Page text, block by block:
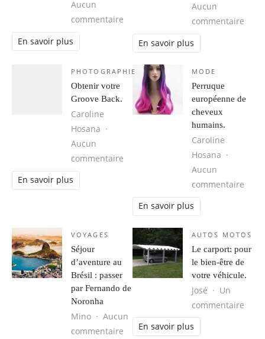
Aucun
commentaire sur Cuba, une destination idéale
En savoir plus
Aucun
commentaire
En savoir plus
PHOTOGRAPHIE
Obtenir votre
Groove Back.
Caroline
Hosana
Aucun
commentaire sur Obtenir votre Groove Back.
En savoir plus
MODE
Perruque
européenne de
cheveux
humains.
Caroline
Hosana
Aucun
commentaire
En savoir plus
VOYAGES
Séjour
d’aventure au
Brésil : passer
par Fernando de
Noronha
Mino
Aucun
commentaire sur Séjour d’aventure au Brésil :
AUTOS MOTOS
Le carport: pour
le bien-être de
votre véhicule.
José
Un
commentaire
En savoir plus